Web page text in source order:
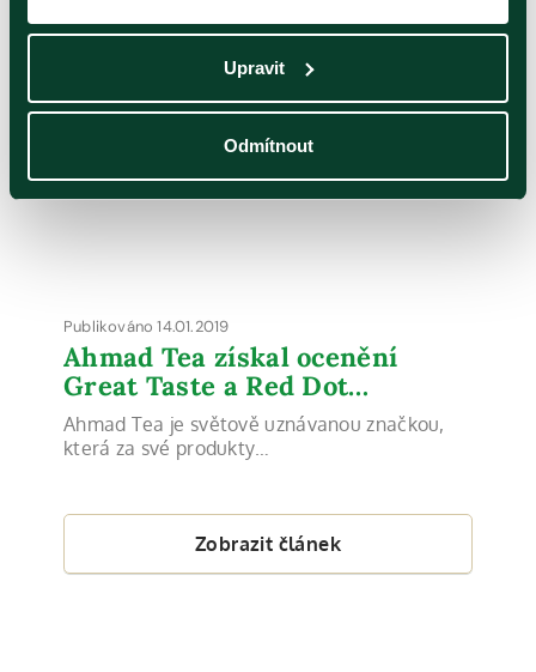
Upravit
Odmítnout
Zelený čaj Černý čaj
Publikováno 14.01.2019
Ahmad Tea získal ocenění
Great Taste a Red Dot…
Ahmad Tea je světově uznávanou značkou,
která za své produkty…
Zobrazit článek